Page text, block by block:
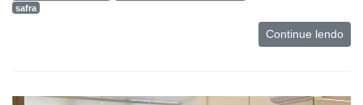
safra
Continue lendo